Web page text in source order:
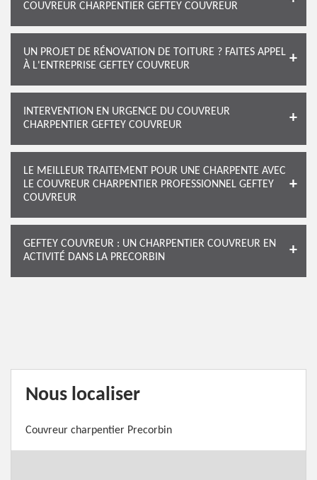
COUVREUR CHARPENTIER GEFTEY COUVREUR
UN PROJET DE RÉNOVATION DE TOITURE ? FAITES APPEL
À L'ENTREPRISE GEFTEY COUVREUR
INTERVENTION EN URGENCE DU COUVREUR
CHARPENTIER GEFTEY COUVREUR
LE MEILLEUR TRAITEMENT POUR UNE CHARPENTE AVEC
LE COUVREUR CHARPENTIER PROFESSIONNEL GEFTEY
COUVREUR
GEFTEY COUVREUR : UN CHARPENTIER COUVREUR EN
ACTIVITÉ DANS LA PRECORBIN
Nous localiser
Couvreur charpentier Precorbin